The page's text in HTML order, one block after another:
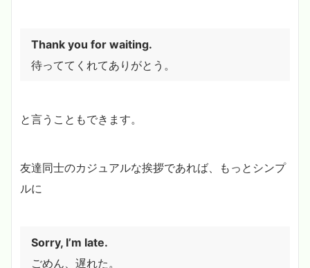
Thank you for waiting.
待っててくれてありがとう。
と言うこともできます。
友達同士のカジュアルな挨拶であれば、もっとシンプ
ルに
Sorry, I’m late.
ごめん、遅れた。